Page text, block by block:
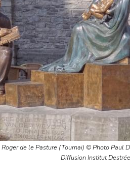
de le Pasture (Tournai) © Photo Paul
Diffusion Institut